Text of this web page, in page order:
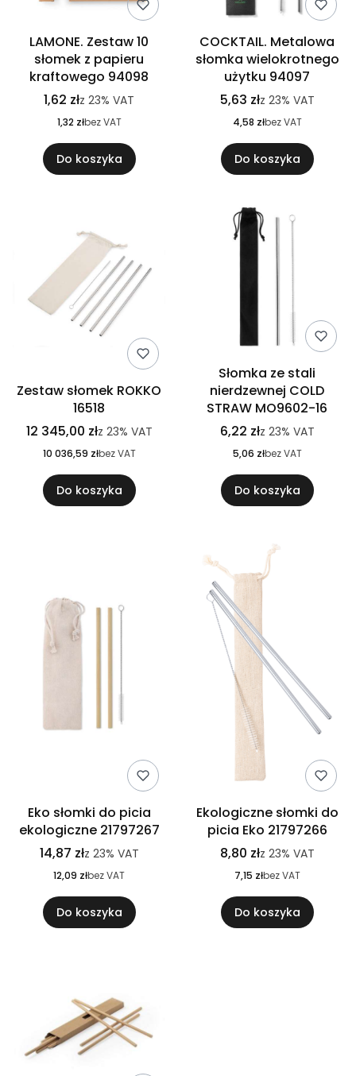
LAMONE. Zestaw 10
słomek z papieru
kraftowego 94098
1,62 złz 23% VAT
1,32 złbez VAT
Do koszyka
COCKTAIL. Metalowa
słomka wielokrotnego
użytku 94097
5,63 złz 23% VAT
4,58 złbez VAT
Do koszyka
Zestaw słomek ROKKO
16518
12 345,00 złz 23% VAT
10 036,59 złbez VAT
Do koszyka
Słomka ze stali
nierdzewnej COLD
STRAW MO9602-16
6,22 złz 23% VAT
5,06 złbez VAT
Do koszyka
Eko słomki do picia
ekologiczne 21797267
14,87 złz 23% VAT
12,09 złbez VAT
Do koszyka
Ekologiczne słomki do
picia Eko 21797266
8,80 złz 23% VAT
7,15 złbez VAT
Do koszyka